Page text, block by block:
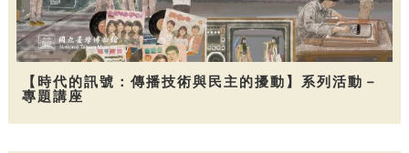
【時代的訊號：傳播技術與民主的擾動】系列活動－
專題講座